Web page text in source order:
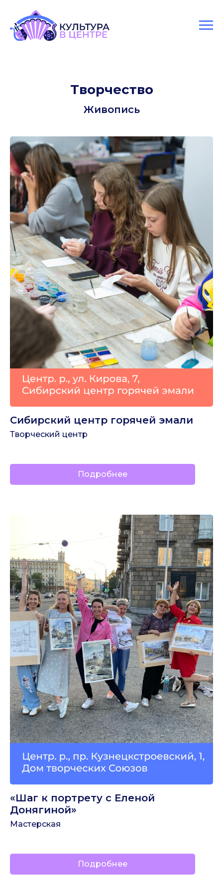
Творчество
Живопись
Сибирский центр горячей эмали
Творческий центр
Подробнее
«Шаг к портрету с Еленой
Донягиной»
Мастерская
Подробнее